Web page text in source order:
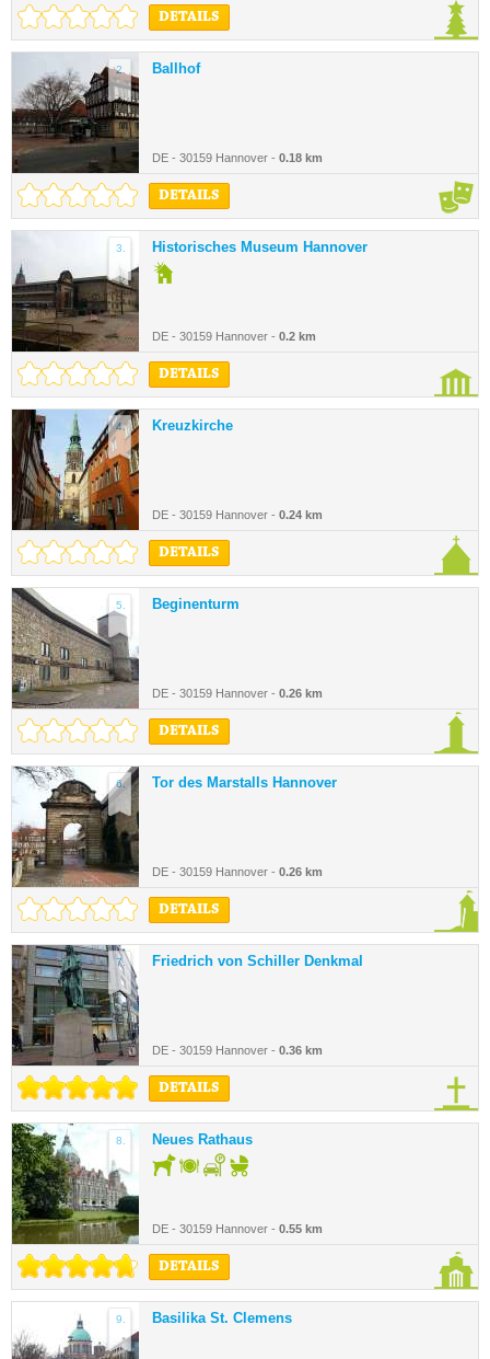
DETAILS
2. Ballhof
DE - 30159 Hannover - 0.18 km
DETAILS
3. Historisches Museum Hannover
DE - 30159 Hannover - 0.2 km
DETAILS
4. Kreuzkirche
DE - 30159 Hannover - 0.24 km
DETAILS
5. Beginenturm
DE - 30159 Hannover - 0.26 km
DETAILS
6. Tor des Marstalls Hannover
DE - 30159 Hannover - 0.26 km
DETAILS
7. Friedrich von Schiller Denkmal
DE - 30159 Hannover - 0.36 km
DETAILS
8. Neues Rathaus
DE - 30159 Hannover - 0.55 km
DETAILS
9. Basilika St. Clemens